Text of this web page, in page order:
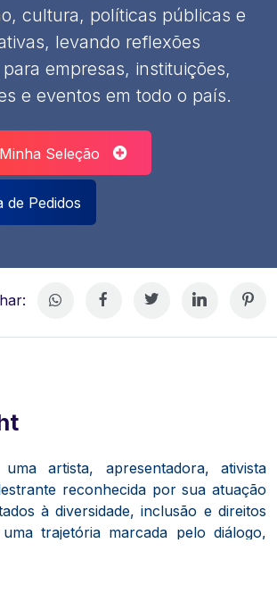
cultura, políticas públicas e
levando reflexões
empresas, instituições,
e eventos em todo o país.
Seleção
de Pedidos
artista, apresentadora, ativista
reconhecida por sua atuação
à diversidade, inclusão e direitos
trajetória marcada pelo diálogo,